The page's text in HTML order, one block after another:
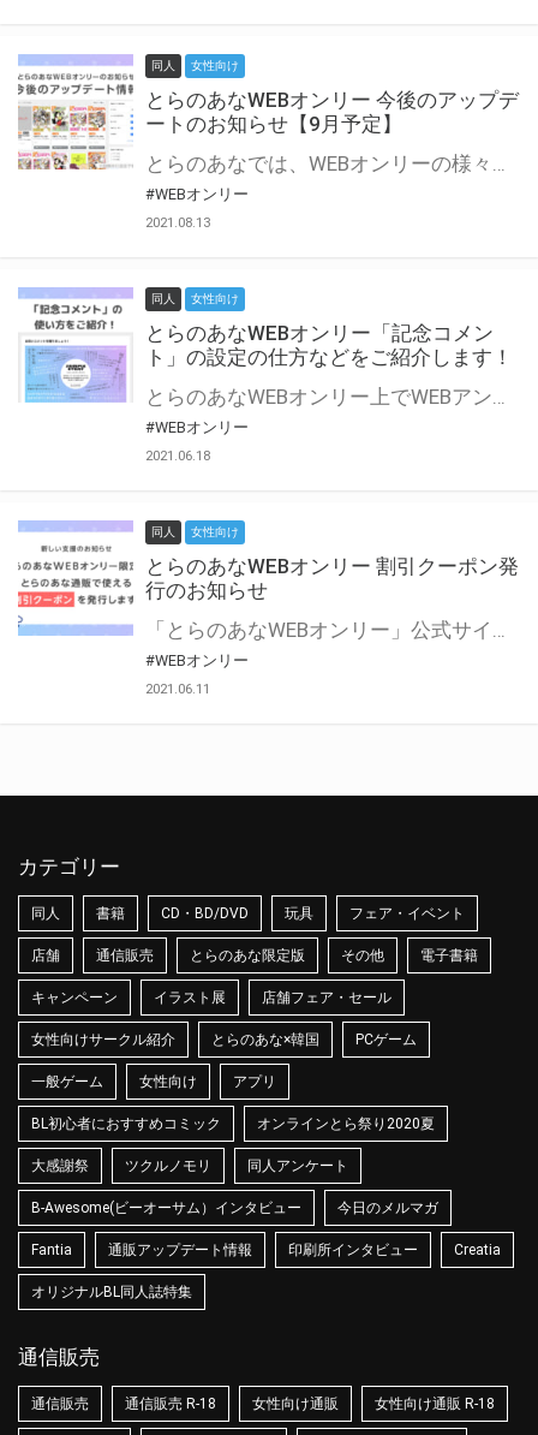
同人 女性向け
とらのあなWEBオンリー 今後のアップデ
ートのお知らせ【9月予定】
とらのあなでは、WEBオンリーの様々な支援を実施しています。 今回は2021年9月に実装を予定しているアップデート情報についてご紹介いたします。 とらのあなWEBオンリーサイトはこちら
#WEBオンリー
2021.08.13
同人 女性向け
とらのあなWEBオンリー「記念コメン
ト」の設定の仕方などをご紹介します！
とらのあなWEBオンリー上でWEBアンソロジーが作成できる「記念コメント」について、その使い方や作成手順を解説します！ 支援タイプを「サークル参加型」「サークル参加型・マルシェ(イベント会場)機能付き」でお申し込みいただいている主催者様はぜひご活用ください♪ とらのあなWEBオンリーサイトはこちら
#WEBオンリー
2021.06.18
同人 女性向け
とらのあなWEBオンリー 割引クーポン発
行のお知らせ
「とらのあなWEBオンリー」公式サイトでとらのあな通販の「割引クーポン」を配布中！ イベントごとに開催当日限定で使える割引クーポンのシリアルコードを発行します。 とらのあなWEBオンリーのページをチェックして、イベント当日にお得にお買い物を楽しみましょう♪ ※本キャンペーンは予告なく終了する場合がございます。 とらのあなWEBオンリーサイトはこちら
#WEBオンリー
2021.06.11
カテゴリー
同人 書籍 CD・BD/DVD 玩具 フェア・イベント
店舗 通信販売 とらのあな限定版 その他 電子書籍
キャンペーン イラスト展 店舗フェア・セール
女性向けサークル紹介 とらのあな×韓国 PCゲーム
一般ゲーム 女性向け アプリ
BL初心者におすすめコミック オンラインとら祭り2020夏
大感謝祭 ツクルノモリ 同人アンケート
B-Awesome(ビーオーサム）インタビュー 今日のメルマガ
Fantia 通販アップデート情報 印刷所インタビュー Creatia
オリジナルBL同人誌特集
通信販売
通信販売 通信販売 R-18 女性向け通販 女性向け通販 R-18